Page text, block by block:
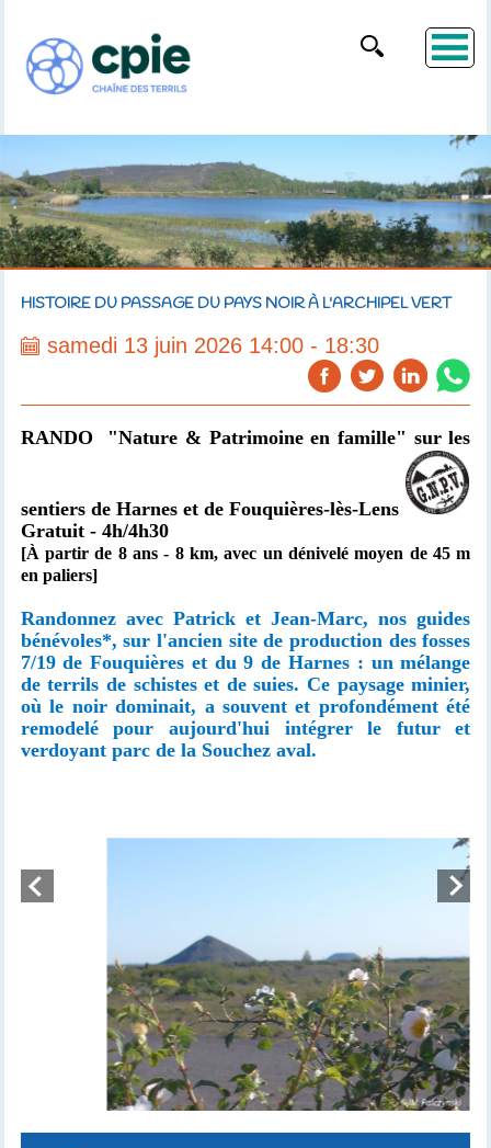
HISTOIRE DU PASSAGE DU PAYS NOIR À L'ARCHIPEL VERT
samedi 13 juin 2026 14:00 - 18:30
RANDO "Nature & Patrimoine en famille" sur les
sentiers de Harnes et de Fouquières-lès-Lens
Gratuit - 4h/4h30
[À partir de 8 ans - 8 km, avec undénivelé moyen de 45 m
en paliers]
Randonnez avec Patrick et Jean-Marc, nos guides
bénévoles*, sur l'ancien site de production des fosses
7/19 de Fouquières et du 9 de Harnes : un mélange
de terrils de schistes et de suies. Ce paysage minier,
où le noir dominait, a souvent et profondément été
remodelé pour aujourd'hui intégrer le futur et
verdoyant parc de la Souchez aval.